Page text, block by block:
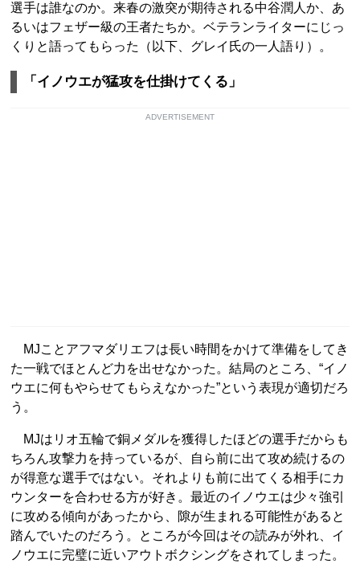
選手は誰なのか。来春の激突が期待される中谷潤人か、あ
るいはフェザー級の王者たちか。ベテランライターにじっ
くりと語ってもらった（以下、グレイ氏の一人語り）。
「イノウエが猛攻を仕掛けてくる」
ADVERTISEMENT
MJことアフマダリエフは長い時間をかけて準備をしてき
た一戦でほとんど力を出せなかった。結局のところ、“イノ
ウエに何もやらせてもらえなかった”という表現が適切だろ
う。
MJはリオ五輪で銅メダルを獲得したほどの選手だからも
ちろん攻撃力を持っているが、自ら前に出て攻め続けるの
が得意な選手ではない。それよりも前に出てくる相手にカ
ウンターを合わせる方が好き。最近のイノウエは少々強引
に攻める傾向があったから、隙が生まれる可能性があると
踏んでいたのだろう。ところが今回はその読みが外れ、イ
ノウエに完璧に近いアウトボクシングをされてしまった。